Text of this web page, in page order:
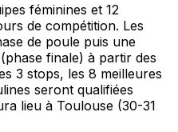
féminines et 12
de compétition. Les
de poule puis une
finale) à partir des
3 stops, les 8 meilleures
seront qualifiées
lieu à Toulouse (30-31